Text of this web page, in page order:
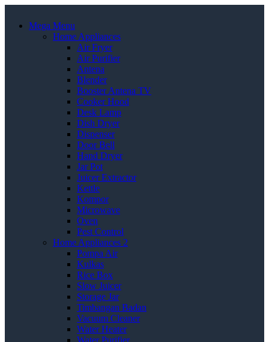
Mega Menu
Home Appliances
Air Fryer
Air Purifier
Antena
Blender
Booster Antena TV
Cooker Hood
Desk Lamp
Dish Dryer
Dispenser
Door Bell
Hand Dryer
Jar Pot
Juicer Extractor
Kettle
Kompor
Microwave
Oven
Pest Control
Home Appliances 2
Pompa Air
Kulkas
Rice Box
Slow Juicer
Storage Jar
Timbangan Badan
Vacuum Cleaner
Water Heater
Water Purifier